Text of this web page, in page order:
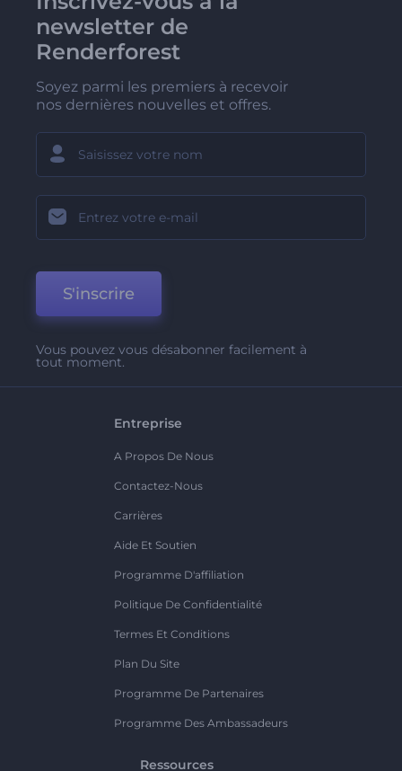
newsletter de
Renderforest
Soyez parmi les premiers à recevoir
nos dernières nouvelles et offres.
S'inscrire
Vous pouvez vous désabonner facilement à
tout moment.
Entreprise
A Propos De Nous
Contactez-Nous
Carrières
Aide Et Soutien
Programme D'affiliation
Politique De Confidentialité
Termes Et Conditions
Plan Du Site
Programme De Partenaires
Programme Des Ambassadeurs
Ressources